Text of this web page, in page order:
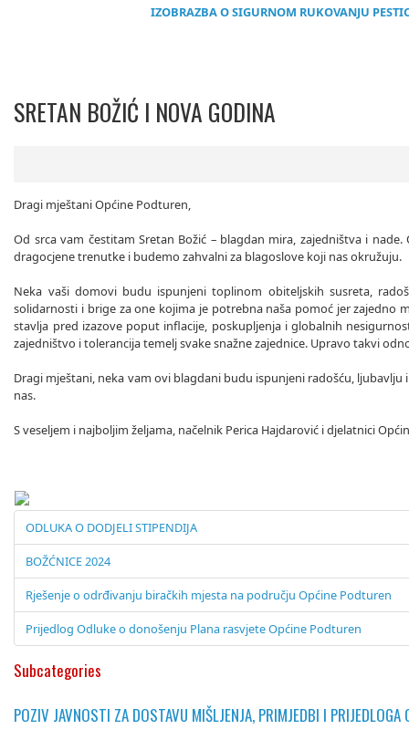
IZOBRAZBA O SIGURNOM RUKOVANJU
SRETAN BOŽIĆ I NOVA GODINA
Dragi mještani Općine Podturen,
Od srca vam čestitam Sretan Božić – blagdan mira, zajedništva i
dragocjene trenutke i budemo zahvalni za blagoslove koji nas okružuju.
Neka vaši domovi budu ispunjeni toplinom obiteljskih susreta,
solidarnosti i brige za one kojima je potrebna naša pomoć jer zajedno
stavlja pred izazove poput inflacije, poskupljenja i globalnih
zajedništvo i tolerancija temelj svake snažne zajednice. Upravo takvi
Dragi mještani, neka vam ovi blagdani budu ispunjeni radošću,
nas.
S veseljem i najboljim željama, načelnik Perica Hajdarović i djelatnici
ODLUKA O DODJELI STIPENDIJA
BOŽĆNICE 2024
Rješenje o odrđivanju biračkih mjesta na području Općine Podturen
Prijedlog Odluke o donošenju Plana rasvjete Općine Podturen
Subcategories
POZIV JAVNOSTI ZA DOSTAVU MIŠLJENJA, PRIMJEDBI I